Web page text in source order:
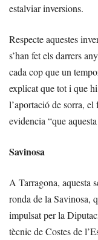
estalviar inversions.
Respecte aquestes
s’han fet els darrers
cada cop que un
explicat que tot i que
l’aportació de sorra, el
evidencia “que
Savinosa
A Tarragona, aquesta
ronda de la Savinosa,
impulsat per la
tècnic de Costes de